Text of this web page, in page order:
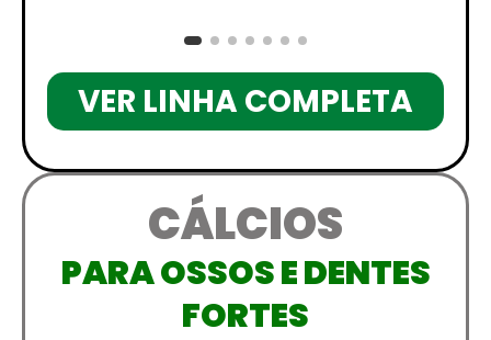
VER LINHA COMPLETA
CÁLCIOS
PARA OSSOS E DENTES
FORTES